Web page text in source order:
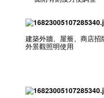
建築外牆、屋簷、商店
外景觀照明使用